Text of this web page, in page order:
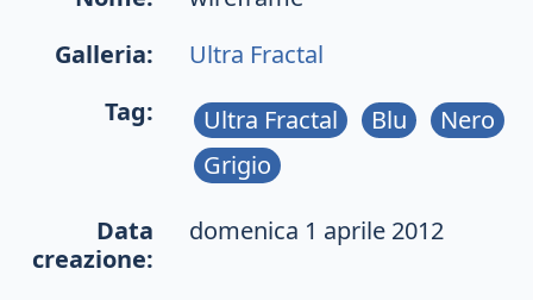
Galleria:
Ultra Fractal
Tag:
Ultra Fractal Blu
Nero
Grigio
Data
creazione:
domenica 1 aprile 2012